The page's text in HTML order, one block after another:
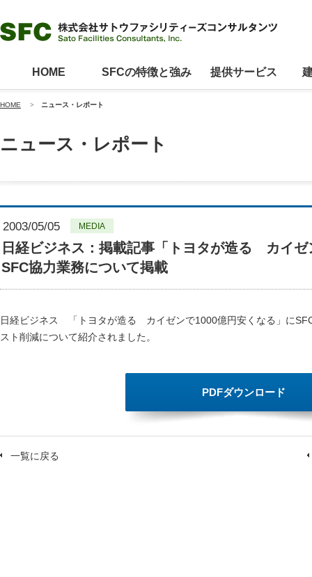
HOME SFCの特徴と強み 提供サービス
HOME > ニュース・レポート
ニュース・レポート
2003/05/05 MEDIA
日経ビジネス：掲載記事「トヨタが造る カイゼ
SFC協力業務について掲載
日経ビジネス 「トヨタが造る カイゼンで1000億円安くなる」に
スト削減について紹介されました。
PDFダウンロード
一覧に戻る